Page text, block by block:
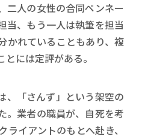
二人の女性の合同ペンネー
当、もう一人は執筆を担当
かれていることもあり、複
には定評がある。
、「さんず」という架空の
。業者の職員が、自死を考
イアントのもとへ赴き、